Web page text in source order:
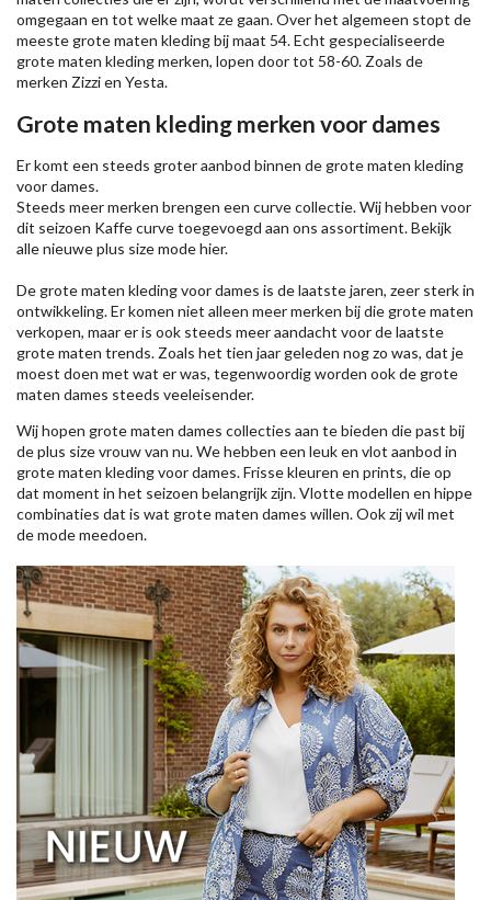
omgegaan en tot welke maat ze gaan. Over het algemeen stopt de
meeste grote maten kleding bij maat 54. Echt gespecialiseerde
grote maten kleding merken, lopen door tot 58-60. Zoals de
merken Zizzien Yesta.
Grote maten kleding merken voor dames
Er komt een steeds groter aanbod binnen de grote maten kleding
voor dames.
Steeds meer merken brengen een curve collectie. Wij hebben voor
dit seizoen Kaffecurve toegevoegd aan ons assortiment. Bekijk
alle nieuweplus size modehier.
De grote maten kleding voor dames is de laatste jaren, zeer sterk in
ontwikkeling. Er komen niet alleen meer merken bij die grote maten
verkopen, maar er is ook steeds meer aandacht voor de laatste
grote maten trends. Zoals het tien jaar geleden nog zo was, dat je
moest doen met wat er was, tegenwoordig worden ook de grote
maten dames steeds veeleisender.
Wij hopen grote maten dames collecties aan te bieden die past bij
de plus size vrouw van nu. We hebben een leuk en vlot aanbod in
grote maten kleding voor dames. Frisse kleuren en prints, die op
dat moment in het seizoen belangrijk zijn. Vlotte modellen en hippe
combinaties dat is wat grote maten dames willen. Ook zij wil met
de mode meedoen.